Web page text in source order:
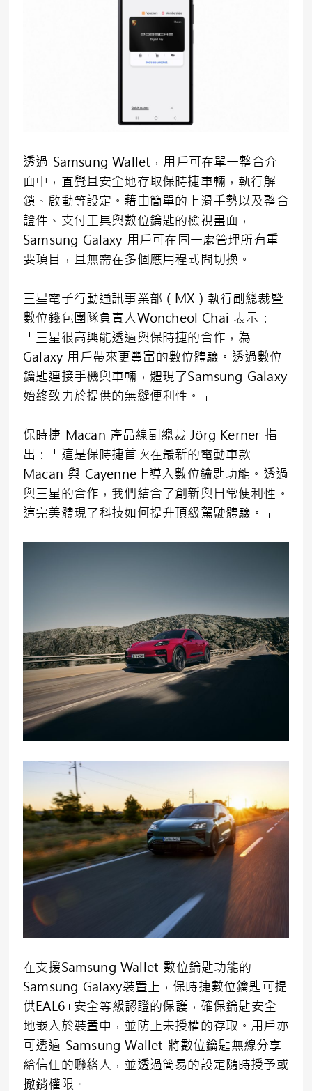
透過 Samsung Wallet，用戶可在單一整合介
面中，直覺且安全地存取保時捷車輛，執行解
鎖、啟動等設定。藉由簡單的上滑手勢以及整合
證件、支付工具與數位鑰匙的檢視畫面，
Samsung Galaxy 用戶可在同一處管理所有重
要項目，且無需在多個應用程式間切換。
三星電子行動通訊事業部（MX）執行副總裁暨
數位錢包團隊負責人Woncheol Chai 表示：
「三星很高興能透過與保時捷的合作，為
Galaxy 用戶帶來更豐富的數位體驗。透過數位
鑰匙連接手機與車輛，體現了Samsung Galaxy
始終致力於提供的無縫便利性。」
保時捷 Macan 產品線副總裁 Jörg Kerner 指
出：「這是保時捷首次在最新的電動車款
Macan 與 Cayenne上導入數位鑰匙功能。透過
與三星的合作，我們結合了創新與日常便利性。
這完美體現了科技如何提升頂級駕駛體驗。」
在支援Samsung Wallet 數位鑰匙功能的
Samsung Galaxy裝置上，保時捷數位鑰匙可提
供EAL6+安全等級認證的保護，確保鑰匙安全
地嵌入於裝置中，並防止未授權的存取。用戶亦
可透過 Samsung Wallet 將數位鑰匙無線分享
給信任的聯絡人，並透過簡易的設定隨時授予或
撤銷權限。